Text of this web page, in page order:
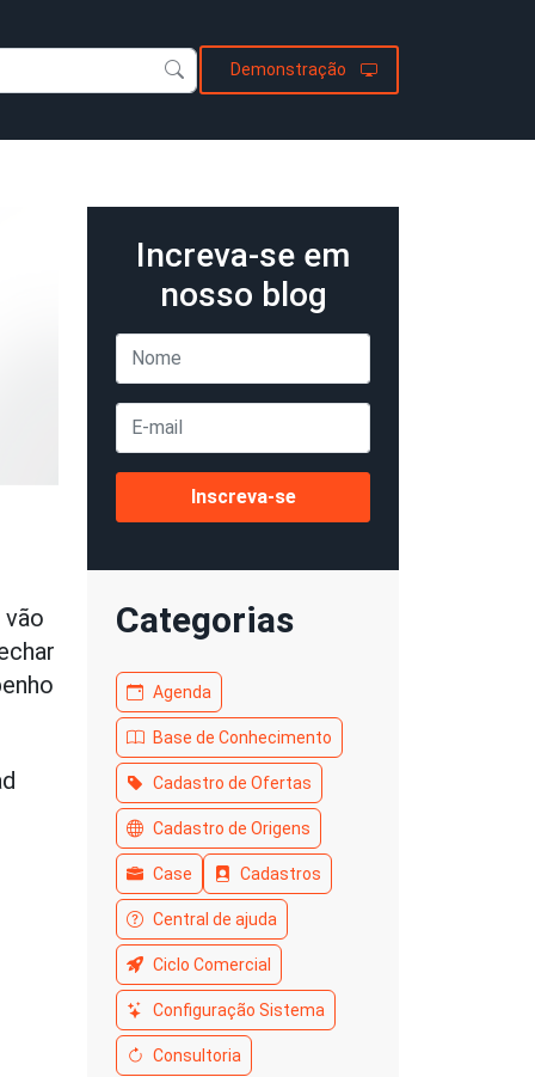
Demonstração
Increva-se em
nosso blog
Categorias
Consultoria
Configuração Sistema
Ciclo Comercial
Central de ajuda
Case Cadastros
Cadastro de Origens
Cadastro de Ofertas
Base de Conhecimento
Agenda